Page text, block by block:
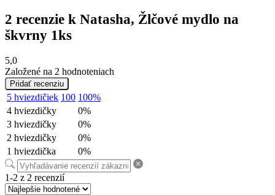
2 recenzie k Natasha, Žlčové mydlo na
škvrny 1ks
5,0
Založené na 2 hodnoteniach
Pridať recenziu
5 hviezdičiek 100 100%
4 hviezdičky
0%
3 hviezdičky
0%
2 hviezdičky
0%
1 hviezdička
0%
1-2 z 2 recenzií